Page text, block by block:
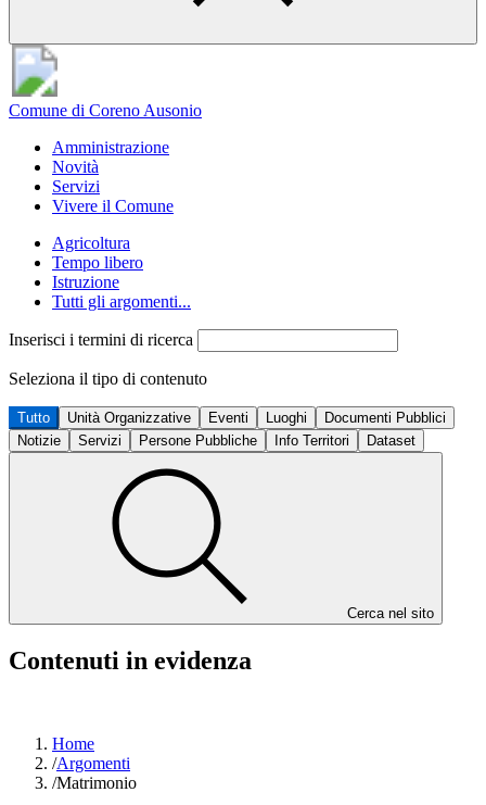
Comune di Coreno Ausonio
Amministrazione
Novità
Servizi
Vivere il Comune
Agricoltura
Tempo libero
Istruzione
Tutti gli argomenti...
Inserisci i termini di ricerca
Seleziona il tipo di contenuto
Tutto Unità Organizzative Eventi Luoghi
Documenti Pubblici
Notizie
Servizi Persone Pubbliche Info Territori Dataset
Cerca nel sito
Contenuti in evidenza
Home
/Argomenti
/Matrimonio